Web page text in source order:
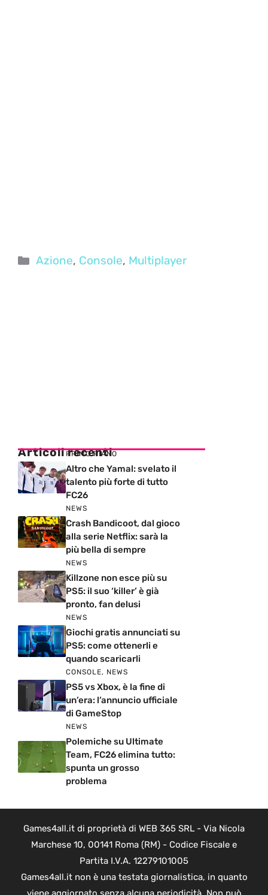
Categorie
Azione, Console, Multiplayer
Articoli recenti
PRIMO PIANO
Altro che Yamal: svelato il
talento più forte di tutto
FC26
NEWS
Crash Bandicoot, dal gioco
alla serie Netflix: sarà la
più bella di sempre
NEWS
Killzone non esce più su
PS5: il suo ‘killer’ è già
pronto, fan delusi
NEWS
Giochi gratis annunciati su
PS5: come ottenerli e
quando scaricarli
CONSOLE, NEWS
PS5 vs Xbox, è la fine di
un’era: l’annuncio ufficiale
di GameStop
NEWS
Polemiche su Ultimate
Team, FC26 elimina tutto:
spunta un grosso
problema
Games4all.it di proprietà di WEB 365 SRL - Via Nicola
Marchese 10, 00141 Roma (RM) - Codice Fiscale e
Partita I.V.A. 12279101005
Games4all.it non è una testata giornalistica, in quanto